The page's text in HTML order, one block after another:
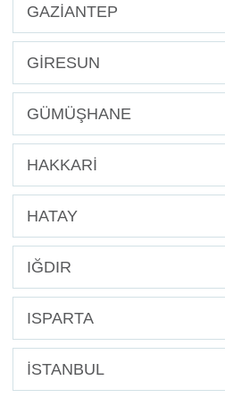
GAZİANTEP
GİRESUN
GÜMÜŞHANE
HAKKARİ
HATAY
IĞDIR
ISPARTA
İSTANBUL